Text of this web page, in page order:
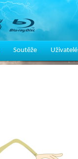
Soutěže Uživatelé